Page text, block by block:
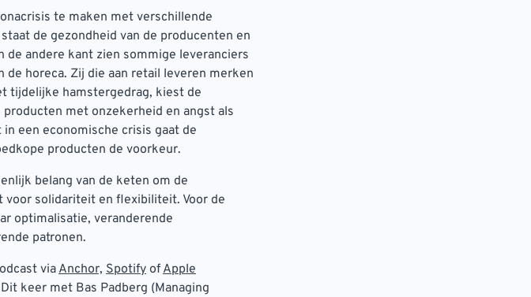
te maken met verschillende
de gezondheid van de producenten en
de andere kant zien sommige leveranciers
de horeca. Zij die aan retail leveren merken
tijdelijke hamstergedrag, kiest de
met onzekerheid en angst als
een economische crisis gaat de
producten de voorkeur.
belang van de keten om de
solidariteit en flexibiliteit. Voor de
optimalisatie, veranderende
patronen.
via Anchor, Spotify of Apple
keer met Bas Padberg (Managing